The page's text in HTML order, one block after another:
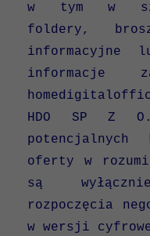
w tym w
foldery,
informacyjne
informacje
HDO SP Z
oferty w
są
rozpoczęcia
w wersji